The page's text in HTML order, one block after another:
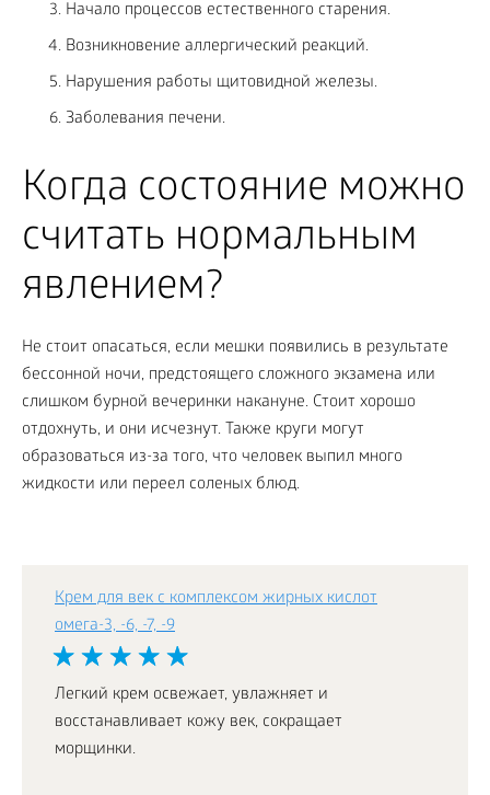
Начало процессов естественного старения.
Возникновение аллергический реакций.
Нарушения работы щитовидной железы.
Заболевания печени.
Когда состояние можно
считать нормальным
явлением?
Не стоит опасаться, если мешки появились в результате
бессонной ночи, предстоящего сложного экзамена или
слишком бурной вечеринки накануне. Стоит хорошо
отдохнуть, и они исчезнут. Также круги могут
образоваться из-за того, что человек выпил много
жидкости или переел соленых блюд.
Крем для век с комплексом жирных кислот
омега-3, -6, -7, -9
Легкий крем освежает, увлажняет и
восстанавливает кожу век, сокращает
морщинки.